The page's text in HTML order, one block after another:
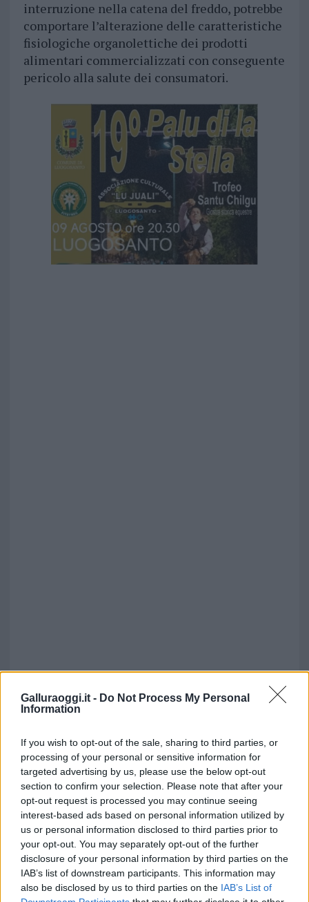
Galluraoggi.it - Do Not Process My Personal
Information
If you wish to opt-out of the sale, sharing to third parties, or
processing of your personal or sensitive information for
targeted advertising by us, please use the below opt-out
section to confirm your selection. Please note that after your
opt-out request is processed you may continue seeing
interest-based ads based on personal information utilized by
us or personal information disclosed to third parties prior to
your opt-out. You may separately opt-out of the further
disclosure of your personal information by third parties on the
IAB’s list of downstream participants. This information may
also be disclosed by us to third parties on the IAB’s List of
interruzione nella catena del freddo, potrebbe
comportare l’alterazione delle caratteristiche
fisiologiche organolettiche dei prodotti
alimentari commercializzati con conseguente
pericolo alla salute dei consumatori.
Vuoi rimuovere le pubblicità nazionali?
Puoi abbonarti asoli € 1,10 al mese
cliccandoqui
Sei già abbonato?